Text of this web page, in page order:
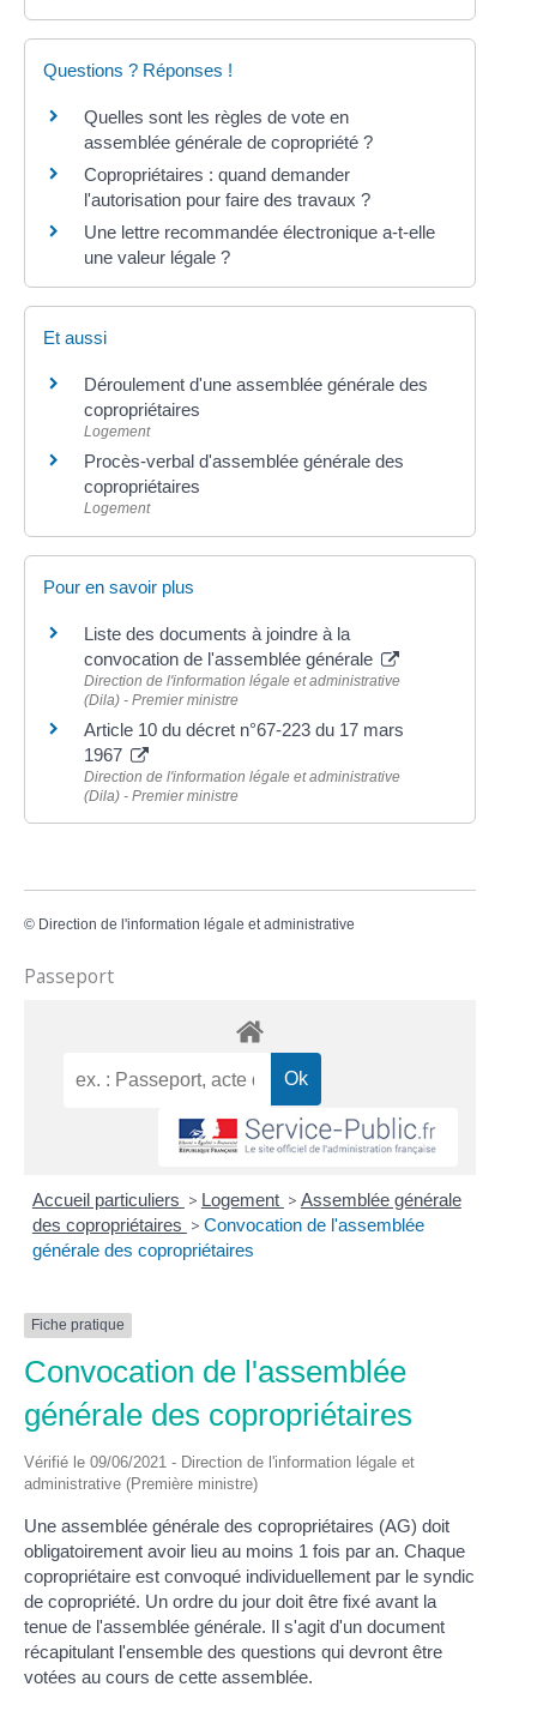
Questions ? Réponses !
Quelles sont les règles de vote en
assemblée générale de copropriété ?
Copropriétaires : quand demander
l'autorisation pour faire des travaux ?
Une lettre recommandée électronique a-t-elle
une valeur légale ?
Et aussi
Déroulement d'une assemblée générale des
copropriétaires
Logement
Procès-verbal d'assemblée générale des
copropriétaires
Logement
Pour en savoir plus
Liste des documents à joindre à la
convocation de l'assemblée générale
Direction de l'information légale et administrative
(Dila) - Premier ministre
Article 10 du décret n°67-223 du 17 mars
1967
Direction de l'information légale et administrative
(Dila) - Premier ministre
© Direction de l'information légale et administrative
Passeport
Accueil particuliers > Logement > Assemblée générale
des copropriétaires > Convocation de l'assemblée
générale des copropriétaires
Fiche pratique
Convocation de l'assemblée
générale des copropriétaires
Vérifié le 09/06/2021 - Direction de l'information légale et
administrative (Première ministre)
Une assemblée générale des copropriétaires (AG) doit
obligatoirement avoir lieu au moins 1 fois par an. Chaque
copropriétaire est convoqué individuellement par le syndic
de copropriété. Un ordre du jour doit être fixé avant la
tenue de l'assemblée générale. Il s'agit d'un document
récapitulant l'ensemble des questions qui devront être
votées au cours de cette assemblée.